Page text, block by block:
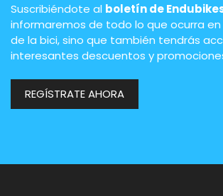
Suscribiéndote al boletín de
informaremos de todo lo que ocurra
de la bici, sino que también tendrás
interesantes descuentos y
REGÍSTRATE AHORA